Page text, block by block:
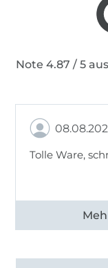
Note 4.87 / 5
Tolle Ware,
Alle 83013